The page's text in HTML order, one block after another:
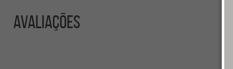
Avaliações